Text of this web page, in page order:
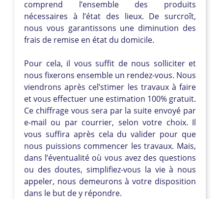
comprend l’ensemble des produits
nécessaires à l’état des lieux. De surcroît,
nous vous garantissons une diminution des
frais de remise en état du domicile.
Pour cela, il vous suffit de nous solliciter et
nous fixerons ensemble un rendez-vous. Nous
viendrons après cel’stimer les travaux à faire
et vous effectuer une estimation 100% gratuit.
Ce chiffrage vous sera par la suite envoyé par
e-mail ou par courrier, selon votre choix. Il
vous suffira après cela du valider pour que
nous puissions commencer les travaux. Mais,
dans l’éventualité où vous avez des questions
ou des doutes, simplifiez-vous la vie à nous
appeler, nous demeurons à votre disposition
dans le but de y répondre.